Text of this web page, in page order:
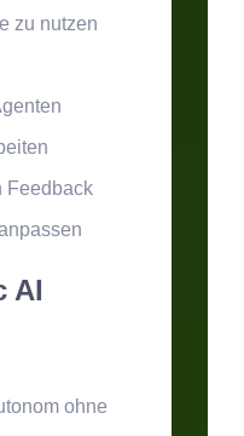
zu nutzen
Feedback
AI
ohne